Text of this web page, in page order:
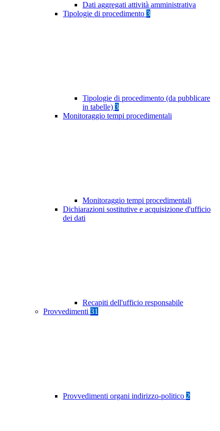
Dati aggregati attività amministrativa
Tipologie di procedimento 3
Tipologie di procedimento (da pubblicare
in tabelle) 3
Monitoraggio tempi procedimentali
Monitoraggio tempi procedimentali
Dichiarazioni sostitutive e acquisizione d'ufficio
dei dati
Recapiti dell'ufficio responsabile
Provvedimenti 31
Provvedimenti organi indirizzo-politico 2